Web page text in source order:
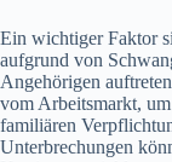
Ein wichtiger Faktor
aufgrund von
Angehörigen
vom Arbeitsmarkt,
familiären
Unterbrechungen